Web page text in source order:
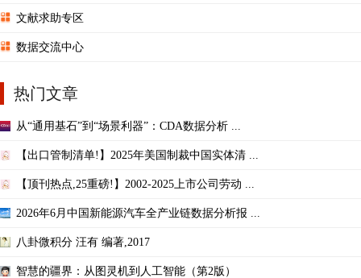
文献求助专区
数据交流中心
热门文章
从“通用基石”到“场景利器”：CDA数据分析 ...
【出口管制清单!】2025年美国制裁中国实体清 ...
【顶刊热点,25重磅!】2002-2025上市公司劳动 ...
2026年6月中国新能源汽车全产业链数据分析报 ...
八卦微积分 汪有 编著,2017
智慧的疆界：从图灵机到人工智能（第2版）